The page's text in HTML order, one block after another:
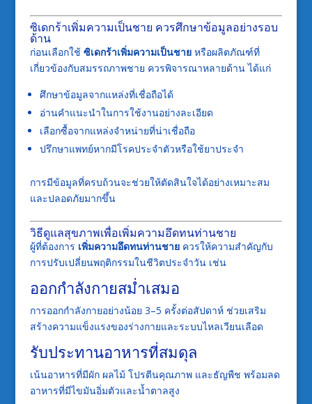
ซิเดกร้าเพิ่มความเป็นชาย ควรศึกษาข้อมูลอย่างรอบ
ด้าน
ก่อนเลือกใช้ ซิเดกร้าเพิ่มความเป็นชายหรือผลิตภัณฑ์ที่
เกี่ยวข้องกับสมรรถภาพชาย ควรพิจารณาหลายด้าน ได้แก่
ศึกษาข้อมูลจากแหล่งที่เชื่อถือได้
อ่านคำแนะนำในการใช้งานอย่างละเอียด
เลือกซื้อจากแหล่งจำหน่ายที่น่าเชื่อถือ
ปรึกษาแพทย์หากมีโรคประจำตัวหรือใช้ยาประจำ
การมีข้อมูลที่ครบถ้วนจะช่วยให้ตัดสินใจได้อย่างเหมาะสม
และปลอดภัยมากขึ้น
วิธีดูแลสุขภาพเพื่อเพิ่มความอึดทนท่านชาย
ผู้ที่ต้องการ เพิ่มความอึดทนท่านชายควรให้ความสำคัญกับ
การปรับเปลี่ยนพฤติกรรมในชีวิตประจำวัน เช่น
ออกกำลังกายสม่ำเสมอ
การออกกำลังกายอย่างน้อย 3–5 ครั้งต่อสัปดาห์ ช่วยเสริม
สร้างความแข็งแรงของร่างกายและระบบไหลเวียนเลือด
รับประทานอาหารที่สมดุล
เน้นอาหารที่มีผัก ผลไม้ โปรตีนคุณภาพ และธัญพืช พร้อมลด
อาหารที่มีไขมันอิ่มตัวและน้ำตาลสูง